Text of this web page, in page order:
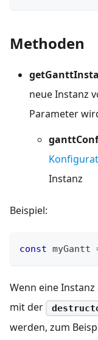
Methoden
neue Instanz
Parameter
Instanz
Beispiel:
const myGantt
Wenn eine
mit der
werden, zum